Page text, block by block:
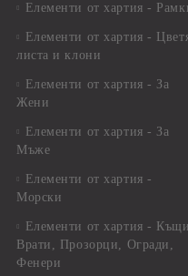
Елементи от хартия -
Елементи от хартия -
листа и клони
Елементи от хартия - За
Жени
Елементи от хартия - За
Мъже
Елементи от хартия -
Морски
Елементи от хартия -
Врати, Прозорци, Огради,
Фенери